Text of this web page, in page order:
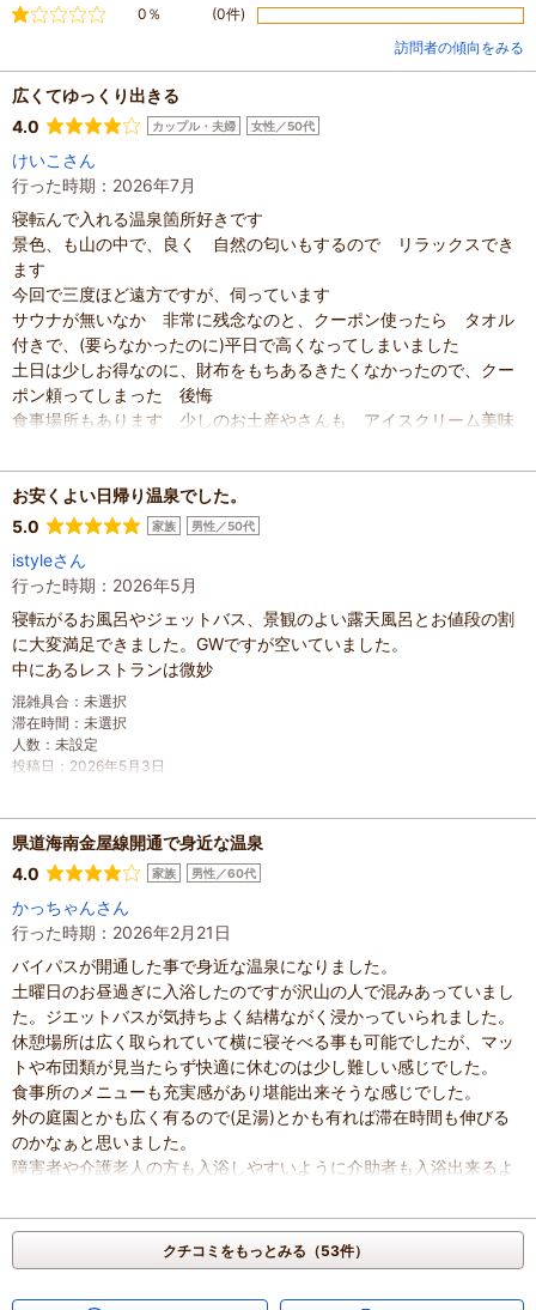
【湧出量】
不満0％
(0件)
訪問者の傾向をみる
広くてゆっくり出きる
4.0
カップル・夫婦 女性／50代
けいこさん
行った時期：2026年7月
寝転んで入れる温泉箇所好きです
景色、も山の中で、良く 自然の匂いもするので リラックスでき
ます
今回で三度ほど遠方ですが、伺っています
サウナが無いなか 非常に残念なのと、クーポン使ったら タオル
付きで、(要らなかったのに)平日で高くなってしまいました
土日は少しお得なのに、財布をもちあるきたくなかったので、クー
ポン頼ってしまった 後悔
食事場所もあります 少しのお土産やさんも アイスクリーム美味
混雑具合：空いていた
滞在時間：1～2時間
人数 ：未設定
お安くよい日帰り温泉でした。
5.0
家族 男性／50代
istyleさん
行った時期：2026年5月
寝転がるお風呂やジェットバス、景観のよい露天風呂とお値段の割
に大変満足できました。GWですが空いていました。
中にあるレストランは微妙
混雑具合 ： 未選択
滞在時間 ： 未選択
人数 ： 未設定
投稿日 ： 2026年5月3日
県道海南金屋線開通で身近な温泉
4.0
家族 男性／60代
かっちゃんさん
行った時期：2026年2月21日
バイパスが開通した事で身近な温泉になりました。
土曜日のお昼過ぎに入浴したのですが沢山の人で混みあっていまし
た。ジエットバスが気持ちよく結構ながく浸かっていられました。
休憩場所は広く取られていて横に寝そべる事も可能でしたが、マッ
トや布団類が見当たらず快適に休むのは少し難しい感じでした。
食事所のメニューも充実感があり堪能出来そうな感じでした。
外の庭園とかも広く有るので(足湯)とかも有れば滞在時間も伸びる
のかなぁと思いました。
障害者や介護老人の方も入浴しやすいように介助者も入浴出来るよ
た。
やや混んでいた
滞在時間：1～2時間
クチコミをもっとみる（53件）